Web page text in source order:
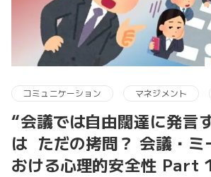
コミュニケーション マネジメント
“会議では自由闊達に発言
は ただの拷問？ 会議・ミ
おける心理的安全性 Part 1